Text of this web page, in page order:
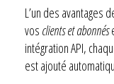
L’un des avantages
vos clients et abonnés
intégration API,
est ajouté